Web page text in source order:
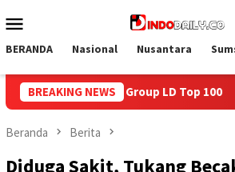
ke
Mobile
BERANDA Nasional Nusantara
BREAKING NEWS
Isi Kemerdekaan dengan
Beranda Berita
Diduga Sakit, Tukang